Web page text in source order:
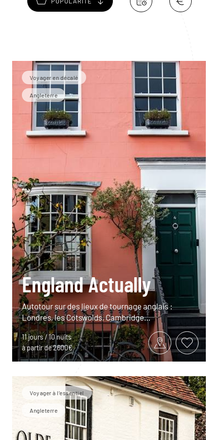
Voyager en décalé
Angleterre
England Actually
Autotour sur des lieux de tournage anglais :
Londres, les Cotswolds, Cambridge…
11 jours / 10 nuits
à partir de 2600€
Voyager à l’essentiel
Angleterre